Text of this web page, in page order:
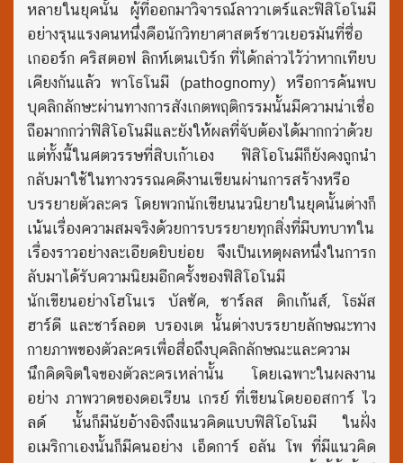
หลายในยุคนั้น ผู้ที่ออกมาวิจารณ์ลาวาเตร์และฟิสิโอโนมี
อย่างรุนแรงคนหนึ่งคือนักวิทยาศาสตร์ชาวเยอรมันที่ชื่อ
เกออร์ก คริสตอฟ ลิกห์เตนเบิร์ก ที่ได้กล่าวไว้ว่าหากเทียบ
เคียงกันแล้ว พาโธโนมี (pathognomy) หรือการค้นพบ
บุคลิกลักษะผ่านทางการสังเกตพฤติกรรมนั้นมีความน่าเชื่อ
ถือมากกว่าฟิสิโอโนมีและยังให้ผลที่จับต้องได้มากกว่าด้วย
แต่ทั้งนี้ในศตวรรษที่สิบเก้าเอง ฟิสิโอโนมีก็ยังคงถูกนำ
กลับมาใช้ในทางวรรณคดีงานเขียนผ่านการสร้างหรือ
บรรยายตัวละคร โดยพวกนักเขียนนวนิยายในยุคนั้นต่างก็
เน้นเรื่องความสมจริงด้วยการบรรยายทุกสิ่งที่มีบทบาทใน
เรื่องราวอย่างละเอียดยิบย่อย จึงเป็นเหตุผลหนึ่งในการก
ลับมาได้รับความนิยมอีกครั้งของฟิสิโอโนมี
นักเขียนอย่างโฮโนเร บัลซัค, ชาร์ลส ดิกเก้นส์, โธมัส
ฮาร์ดี และชาร์ลอต บรองเต นั้นต่างบรรยายลักษณะทาง
กายภาพของตัวละครเพื่อสื่อถึงบุคลิกลักษณะและความ
นึกคิดจิตใจของตัวละครเหล่านั้น โดยเฉพาะในผลงาน
อย่าง ภาพวาดของดอเรียน เกรย์ ที่เขียนโดยออสการ์ ไว
ลด์ นั้นก็มีนัยอ้างอิงถึงแนวคิดแบบฟิสิโอโนมี ในฝั่ง
อเมริกาเองนั้นก็มีคนอย่าง เอ็ดการ์ อลัน โพ ที่มีแนวคิด